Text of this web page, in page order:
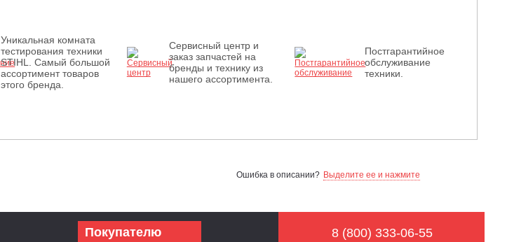
Уникальная комната
тестирования техники
STIHL. Самый большой
ассортимент товаров
этого бренда.
Сервисный центр и
заказ запчастей на
бренды и технику из
нашего ассортимента.
Постгарантийное
обслуживание
техники.
Ошибка в описании? Выделите ее и нажмите
Покупателю 8 (800) 333-06-55